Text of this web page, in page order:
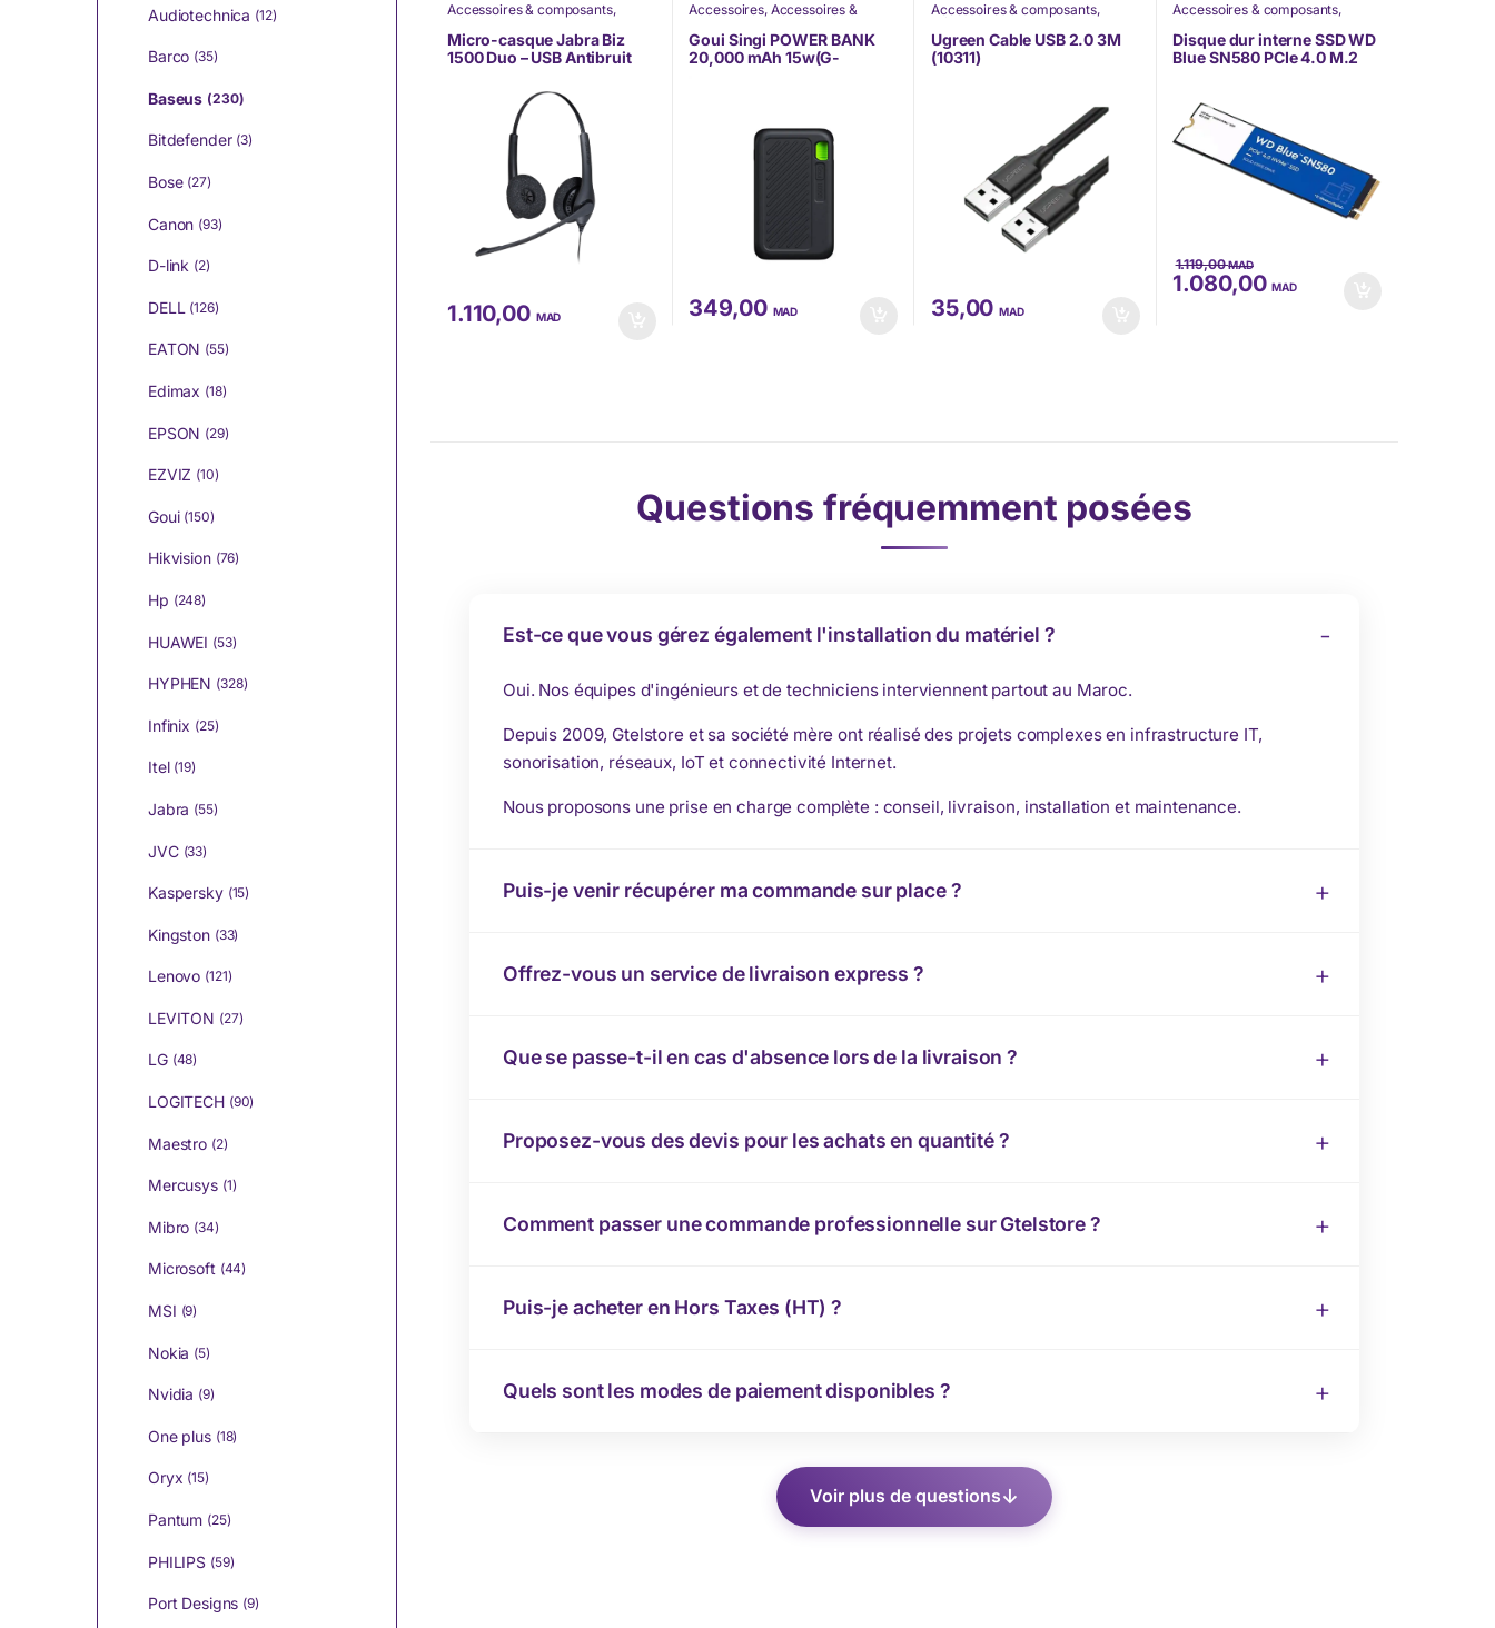
Accessoires & composants,
Jabra
Marques
Micro-casque Jabra Biz
1500 Duo – USB Antibruit
1.110,00 MAD
Accessoires, Accessoires &
Nos Marques ,Téléphonie &
Tablette
Goui Singi POWER BANK
20,000 mAh 15w(G-
349,00 MAD
Accessoires & composants,
Nos Marques
Ugreen
Ugreen Cable USB 2.0 3M
(10311)
35,00MAD
Accessoires & composants,
Nos Marques
Western Digital
Disque dur interne SSD WD
Blue SN580 PCIe 4.0 M.2
1.080,00MAD
1.119,00MAD
Questions fréquemment posées
Est-ce que vous gérez également l'installation du matériel ?
Oui. Nos équipes d'ingénieurs et de techniciens interviennent partout au Maroc.
Depuis 2009, Gtelstore et sa société mère ont réalisé des projets complexes en infrastructure IT,
sonorisation, réseaux, IoT et connectivité Internet.
Nous proposons une prise en charge complète : conseil, livraison, installation et maintenance.
Puis-je venir récupérer ma commande sur place ?
Offrez-vous un service de livraison express ?
Que se passe-t-il en cas d'absence lors de la livraison ?
Proposez-vous des devis pour les achats en quantité ?
Comment passer une commande professionnelle sur Gtelstore ?
Puis-je acheter en Hors Taxes (HT) ?
Quels sont les modes de paiement disponibles ?
Voir plus de questions
Audiotechnica (12)
Barco (35)
Baseus (230)
Bitdefender (3)
Bose (27)
Canon (93)
D-link (2)
DELL (126)
EATON (55)
Edimax (18)
EPSON (29)
EZVIZ (10)
Goui (150)
Hikvision (76)
Hp (248)
HUAWEI (53)
HYPHEN (328)
Infinix (25)
Itel (19)
Jabra (55)
JVC (33)
Kaspersky (15)
Kingston (33)
Lenovo (121)
LEVITON (27)
LG (48)
LOGITECH (90)
Maestro (2)
Mercusys (1)
Mibro (34)
Microsoft (44)
MSI (9)
Nokia (5)
Nvidia (9)
One plus (18)
Oryx (15)
Pantum (25)
PHILIPS (59)
Port Designs (9)